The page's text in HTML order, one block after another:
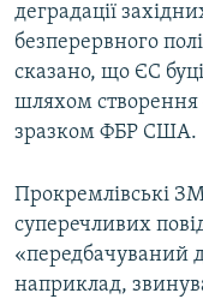
деградації
безперервного
сказано, що ЄС
шляхом створення
зразком ФБР США.
Прокремлівські
суперечливих
«передбачуваний
наприклад,